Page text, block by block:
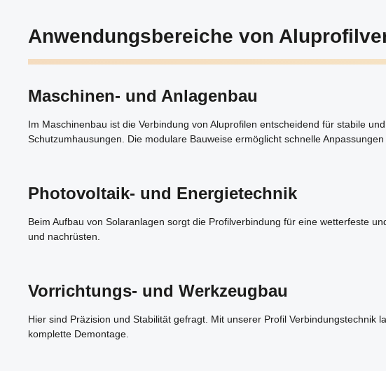
Anwendungsbereiche von
Maschinen- und Anlagenbau
Im Maschinenbau ist die Verbindung von Aluprofilen entscheidend für stabile
Schutzumhausungen. Die modulare Bauweise ermöglicht schnelle
Photovoltaik- und Energietechnik
Beim Aufbau von Solaranlagen sorgt die Profilverbindung für eine wetterfeste
und nachrüsten.
Vorrichtungs- und Werkzeugbau
Hier sind Präzision und Stabilität gefragt. Mit unserer Profil
komplette Demontage.